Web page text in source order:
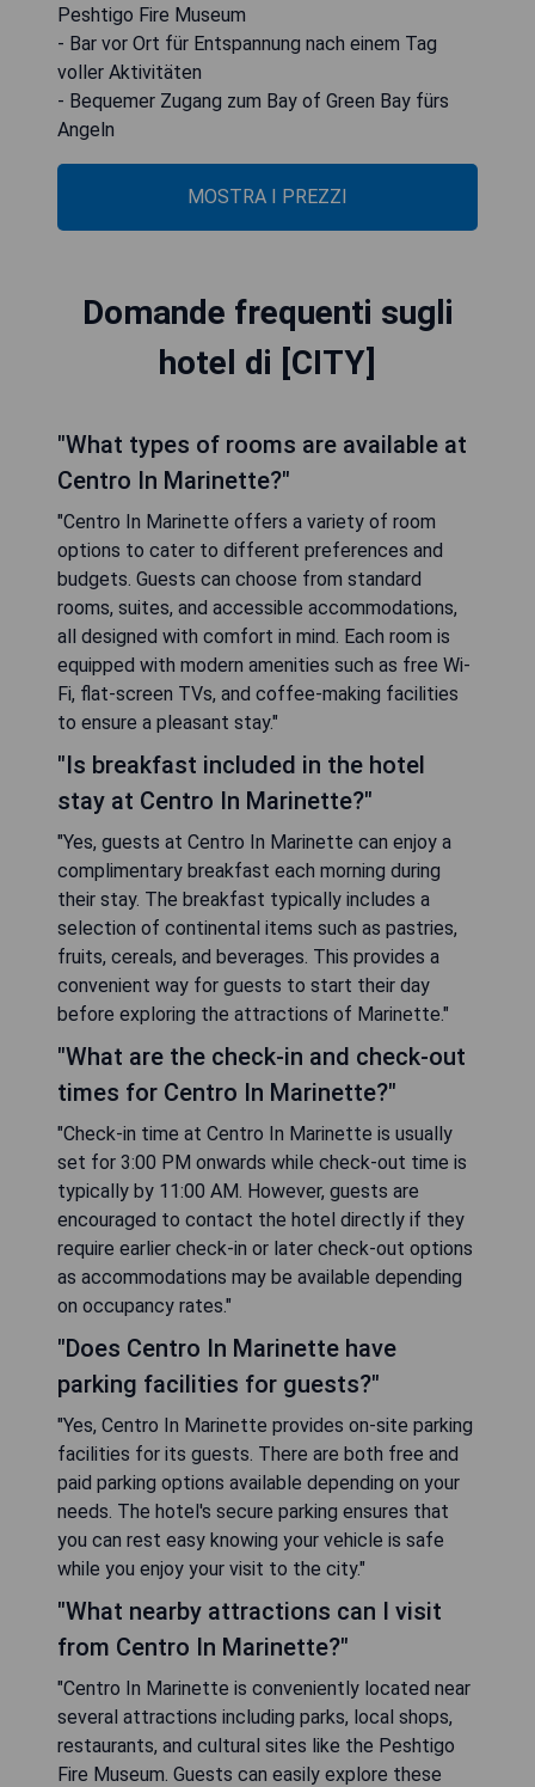
Peshtigo Fire Museum
- Bar vor Ort für Entspannung nach einem Tag
voller Aktivitäten
- Bequemer Zugang zum Bay of Green Bay fürs
Angeln
MOSTRA I PREZZI
Domande frequenti sugli
hotel di [CITY]
"What types of rooms are available at
Centro In Marinette?"
"Centro In Marinette offers a variety of room
options to cater to different preferences and
budgets. Guests can choose from standard
rooms, suites, and accessible accommodations,
all designed with comfort in mind. Each room is
equipped with modern amenities such as free Wi-
Fi, flat-screen TVs, and coffee-making facilities
to ensure a pleasant stay."
"Is breakfast included in the hotel
stay at Centro In Marinette?"
"Yes, guests at Centro In Marinette can enjoy a
complimentary breakfast each morning during
their stay. The breakfast typically includes a
selection of continental items such as pastries,
fruits, cereals, and beverages. This provides a
convenient way for guests to start their day
before exploring the attractions of Marinette."
"What are the check-in and check-out
times for Centro In Marinette?"
"Check-in time at Centro In Marinette is usually
set for 3:00 PM onwards while check-out time is
typically by 11:00 AM. However, guests are
encouraged to contact the hotel directly if they
require earlier check-in or later check-out options
as accommodations may be available depending
on occupancy rates."
"Does Centro In Marinette have
parking facilities for guests?"
"Yes, Centro In Marinette provides on-site parking
facilities for its guests. There are both free and
paid parking options available depending on your
needs. The hotel's secure parking ensures that
you can rest easy knowing your vehicle is safe
while you enjoy your visit to the city."
"What nearby attractions can I visit
from Centro In Marinette?"
"Centro In Marinette is conveniently located near
several attractions including parks, local shops,
restaurants, and cultural sites like the Peshtigo
Fire Museum. Guests can easily explore these